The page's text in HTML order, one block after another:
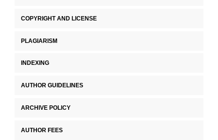
COPYRIGHT AND LICENSE
PLAGIARISM
INDEXING
AUTHOR GUIDELINES
ARCHIVE POLICY
AUTHOR FEES